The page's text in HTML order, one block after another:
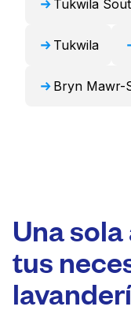
Tukwila
Tukwila
Bryn Mawr-
Una
tus